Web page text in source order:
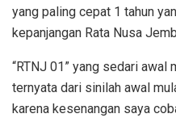
yang paling cepat 1 tahun
kepanjangan Rata Nusa
“RTNJ 01” yang sedari awal
ternyata dari sinilah awal
karena kesenangan saya